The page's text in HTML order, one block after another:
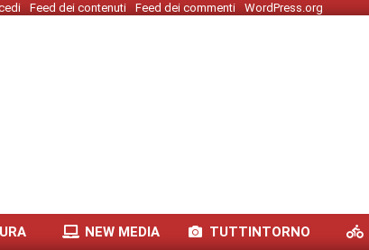
Feed dei contenuti Feed dei commenti WordPress.org
NEW MEDIA TUTTINTORNO